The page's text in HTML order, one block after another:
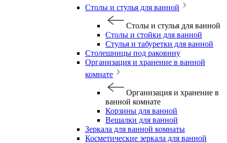
Столы и стулья для ванной
Столы и стулья для ванной
Столы и стойки для ванной
Стулья и табуретки для ванной
Столешницы под раковину
Организация и хранение в ванной
комнате
Организация и хранение в
ванной комнате
Корзины для ванной
Вешалки для ванной
Зеркала для ванной комнаты
Косметические зеркала для ванной